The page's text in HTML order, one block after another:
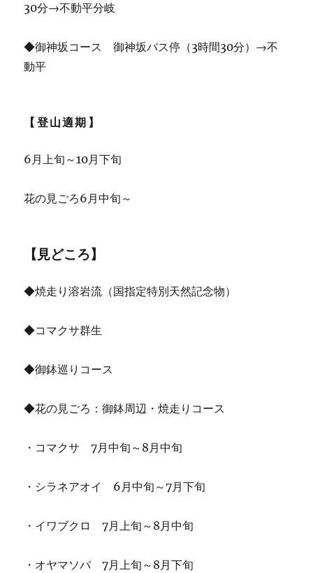
30分→不動平分岐
◆御神坂コース 御神坂バス停（3時間30分）→不
動平
【登山適期】
6月上旬～10月下旬
花の見ごろ6月中旬～
【見どころ】
◆焼走り溶岩流（国指定特別天然記念物）
◆コマクサ群生
◆御鉢巡りコース
◆花の見ごろ：御鉢周辺・焼走りコース
・コマクサ 7月中旬～8月中旬
・シラネアオイ 6月中旬～7月下旬
・イワブクロ 7月上旬～8月中旬
・オヤマソバ 7月上旬～8月下旬